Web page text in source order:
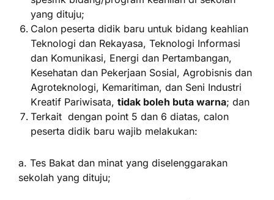
yang dituju;
Calon peserta didik baru untuk bidang keahlian
Teknologi dan Rekayasa, Teknologi Informasi
dan Komunikasi, Energi dan Pertambangan,
Kesehatan dan Pekerjaan Sosial, Agrobisnis dan
Agroteknologi, Kemaritiman, dan Seni Industri
Kreatif Pariwisata, tidak boleh buta warna; dan
Terkait dengan point 5 dan 6 diatas, calon
peserta didik baru wajib melakukan:
a. Tes Bakat dan minat yang diselenggarakan
sekolah yang dituju;